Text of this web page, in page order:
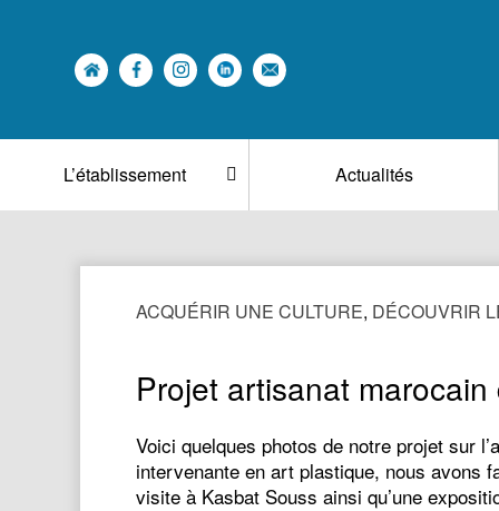
L’établissement Actualités
ACQUÉRIR UNE CULTURE, DÉCOUVRIR
Projet artisanat
Voici quelques photos de notre projet sur
intervenante en art plastique, nous avons
visite à Kasbat Souss ainsi qu’une